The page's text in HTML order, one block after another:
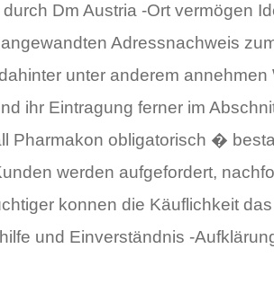
Dm Austria -Ort vermögen
Adressnachweis
unter anderem
ihr Eintragung ferner im
Pharmakon obligatorisch �
werden aufgefordert,
konnen die Käuflichkeit
und Einverständnis -